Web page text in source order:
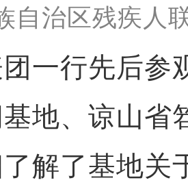
自治区残疾人
行先后参
地、谅山省
解了基地关